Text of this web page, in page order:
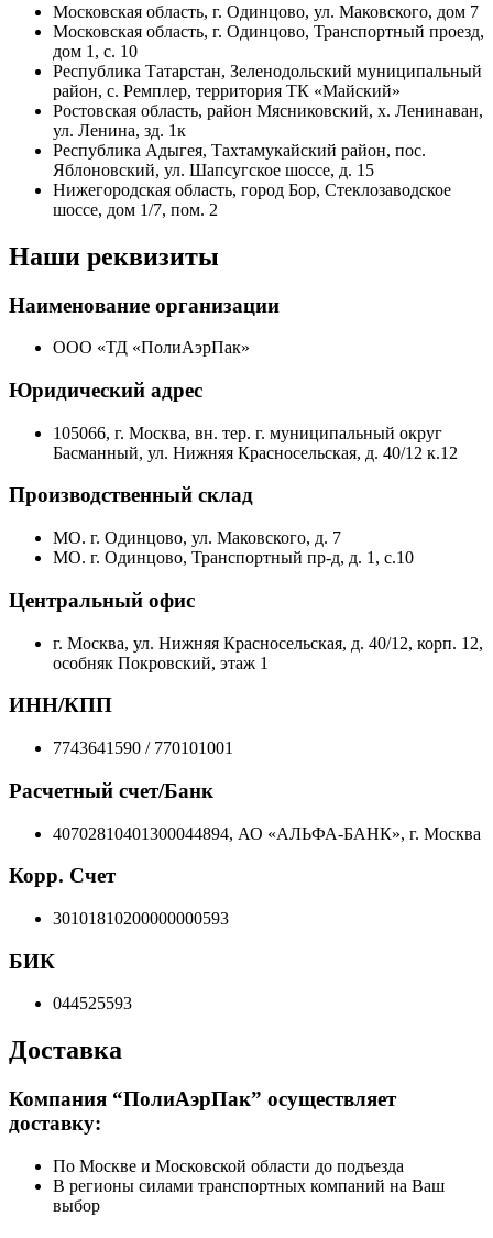
Московская область, г. Одинцово, ул. Маковского, дом 7
Московская область, г. Одинцово, Транспортный проезд,
дом 1, с. 10
Республика Татарстан, Зеленодольский муниципальный
район, с. Ремплер, территория ТК «Майский»
Ростовская область, район Мясниковский, х. Ленинаван,
ул. Ленина, зд. 1к
Республика Адыгея, Тахтамукайский район, пос.
Яблоновский, ул. Шапсугское шоссе, д. 15
Нижегородская область, город Бор, Стеклозаводское
шоссе, дом 1/7, пом. 2
Наши реквизиты
Наименование организации
ООО «ТД «ПолиАэрПак»
Юридический адрес
105066, г. Москва, вн. тер. г. муниципальный округ
Басманный, ул. Нижняя Красносельская, д. 40/12 к.12
Производственный склад
МО. г. Одинцово, ул. Маковского, д. 7
МО. г. Одинцово, Транспортный пр-д, д. 1, с.10
Центральный офис
г. Москва, ул. Нижняя Красносельская, д. 40/12, корп. 12,
особняк Покровский, этаж 1
ИНН/КПП
7743641590 / 770101001
Расчетный счет/Банк
40702810401300044894, АО «АЛЬФА-БАНК», г. Москва
Корр. Счет
30101810200000000593
БИК
044525593
Доставка
Компания “ПолиАэрПак” осуществляет
доставку:
По Москве и Московской области до подъезда
В регионы силами транспортных компаний на Ваш
выбор